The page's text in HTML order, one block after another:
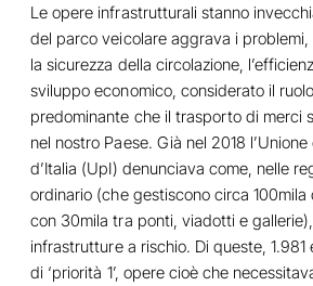
Le opere infrastrutturali stanno
del parco veicolare aggrava i
la sicurezza della circolazione,
sviluppo economico, considerato il
predominante che il trasporto di merci
nel nostro Paese. Già nel 2018
d’Italia (UpI) denunciava come, nelle
ordinario (che gestiscono circa
con 30mila tra ponti, viadotti e
infrastrutture a rischio. Di queste, 1.981
di ‘priorità 1’, opere cioè che